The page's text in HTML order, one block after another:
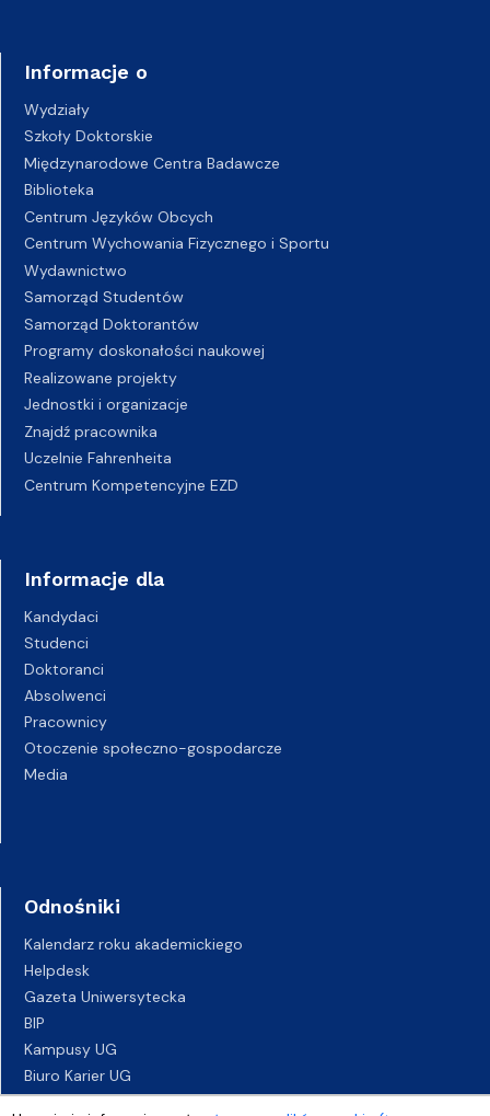
Informacje o
Wydziały
Szkoły Doktorskie
Międzynarodowe Centra Badawcze
Biblioteka
Centrum Języków Obcych
Centrum Wychowania Fizycznego i Sportu
Wydawnictwo
Samorząd Studentów
Samorząd Doktorantów
Programy doskonałości naukowej
Realizowane projekty
Jednostki i organizacje
Znajdź pracownika
Uczelnie Fahrenheita
Centrum Kompetencyjne EZD
Informacje dla
Kandydaci
Studenci
Doktoranci
Absolwenci
Pracownicy
Otoczenie społeczno-gospodarcze
Media
Odnośniki
Kalendarz roku akademickiego
Helpdesk
Gazeta Uniwersytecka
BIP
Kampusy UG
Biuro Karier UG
Oferty pracy